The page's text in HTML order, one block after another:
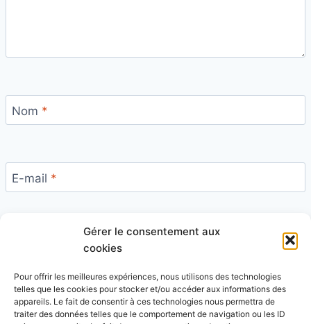
Gérer le consentement aux
cookies
Pour offrir les meilleures expériences, nous utilisons des technologies
telles que les cookies pour stocker et/ou accéder aux informations des
appareils. Le fait de consentir à ces technologies nous permettra de
traiter des données telles que le comportement de navigation ou les ID
Nom *
E-mail *